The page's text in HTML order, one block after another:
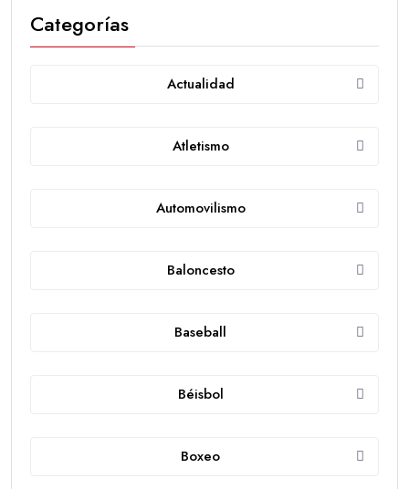
Categorías
Actualidad
Atletismo
Automovilismo
Baloncesto
Baseball
Béisbol
Boxeo